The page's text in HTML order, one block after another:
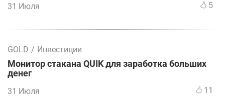
31 Июля 5
GOLD / Инвестиции
Монитор стакана QUIK для заработка больших
денег
31 Июля 11